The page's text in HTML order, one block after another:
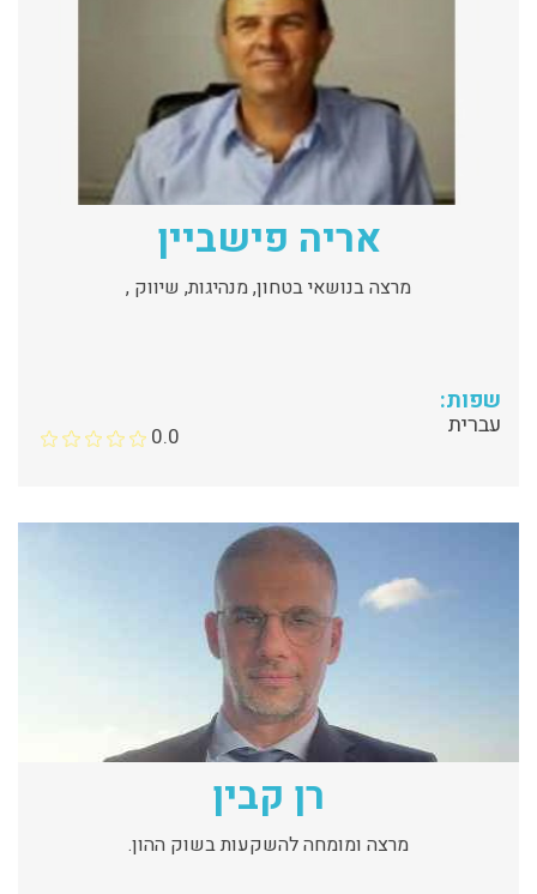
אריה פישביין
מרצה בנושאי בטחון, מנהיגות, שיווק ,
שפות:
עברית 0.0
רן קבין
מרצה ומומחה להשקעות בשוק ההון.